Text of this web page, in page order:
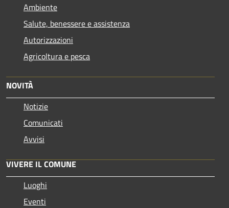
Ambiente
Salute, benessere e assistenza
Autorizzazioni
Agricoltura e pesca
NOVITÀ
Notizie
Comunicati
Avvisi
VIVERE IL COMUNE
Luoghi
Eventi